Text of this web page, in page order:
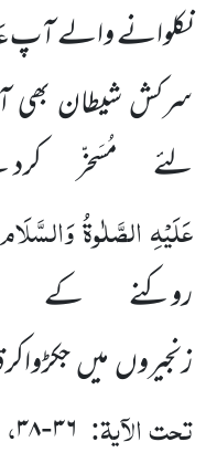
نکلوانے والے آپ
سرکش شیطان
لئے مُسَخّر
عَلَیْہِالصَّلٰوۃُوَالسَّلَام
روکنے کے
زنجیروں میں
تحت الآیۃ: ۳۶-۳۸،